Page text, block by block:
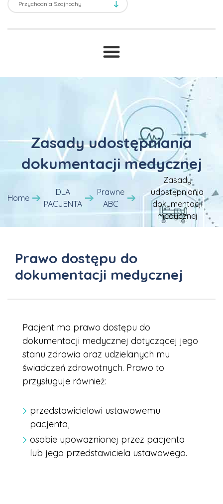
Transport sanitarny
USG
Zasady udostępniania
dokumentacji medycznej
Home
DLA
PACJENTA
Prawne
ABC
Zasady
udostępniania
dokumentacji
medycznej
Prawo dostępu do
dokumentacji medycznej
Pacjent ma prawo dostępu do
dokumentacji medycznej dotyczącej jego
stanu zdrowia oraz udzielanych mu
świadczeń zdrowotnych. Prawo to
przysługuje również:
przedstawicielowi ustawowemu
pacjenta,
osobie upoważnionej przez pacjenta
lub jego przedstawiciela ustawowego.